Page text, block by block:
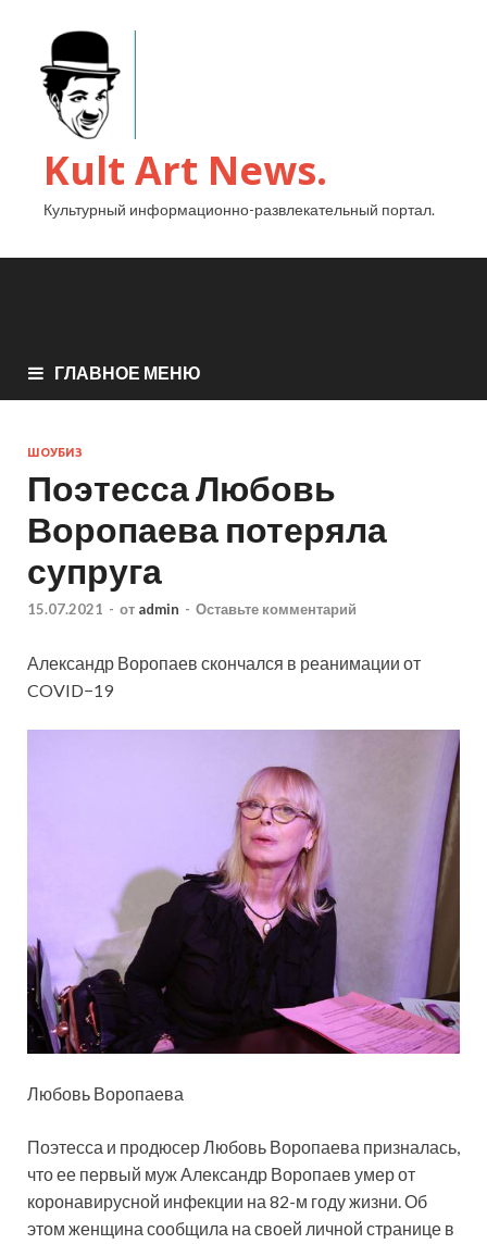
Kult Art News.
Культурный информационно-развлекательный портал.
ГЛАВНОЕ МЕНЮ
ШОУБИЗ
Поэтесса Любовь
Воропаева потеряла
супруга
15.07.2021 - от admin - Оставьте комментарий
Александр Воропаев скончался в реанимации от
COVID−19
Любовь Воропаева
Поэтесса и продюсер Любовь Воропаева призналась,
что ее первый муж Александр Воропаев умер от
коронавирусной инфекции на 82-м году жизни. Об
этом женщина сообщила на своей личной странице в